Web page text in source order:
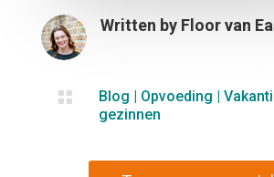
Written by Floor van
 Blog Opvoeding
gezinnen